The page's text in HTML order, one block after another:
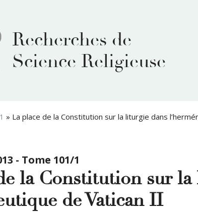
Recherches de
Science Religieuse
» La place de la Constitution sur la liturgie dans
- Tome 101/1
la Constitution sur
de Vatican II